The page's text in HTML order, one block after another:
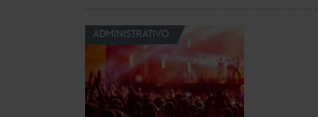
ADMINISTRATIVO